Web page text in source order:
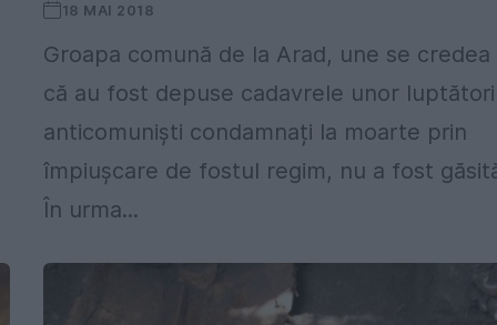
18 MAI 2018
Groapa comună de la Arad, une se credea
că au fost depuse cadavrele unor luptători
anticomuniști condamnați la moarte prin
împiușcare de fostul regim, nu a fost
În urma...